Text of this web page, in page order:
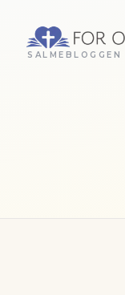
SALMEBLOGGEN